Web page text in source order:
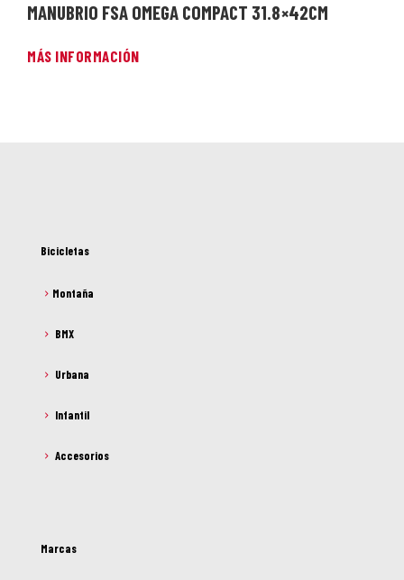
MANUBRIO FSA OMEGA COMPACT 31.8 ×42CM
MÁS INFORMACIÓN
Bicicletas
Montaña
BMX
Urbana
Infantil
Accesorios
Marcas